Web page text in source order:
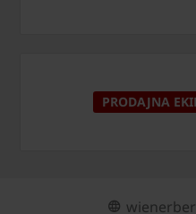
PRODAJNA